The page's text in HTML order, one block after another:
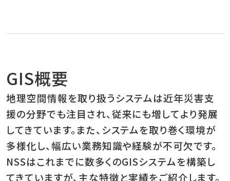
GIS概要
地理空間情報を取り扱うシステムは近年災害支
援の分野でも注目され、従来にも増してより発展
してきています。また、システムを取り巻く環境が
多様化し、幅広い業務知識や経験が不可欠です。
NSSはこれまでに数多くのGISシステムを構築し
てきていますが、主な特徴と実績をご紹介します。